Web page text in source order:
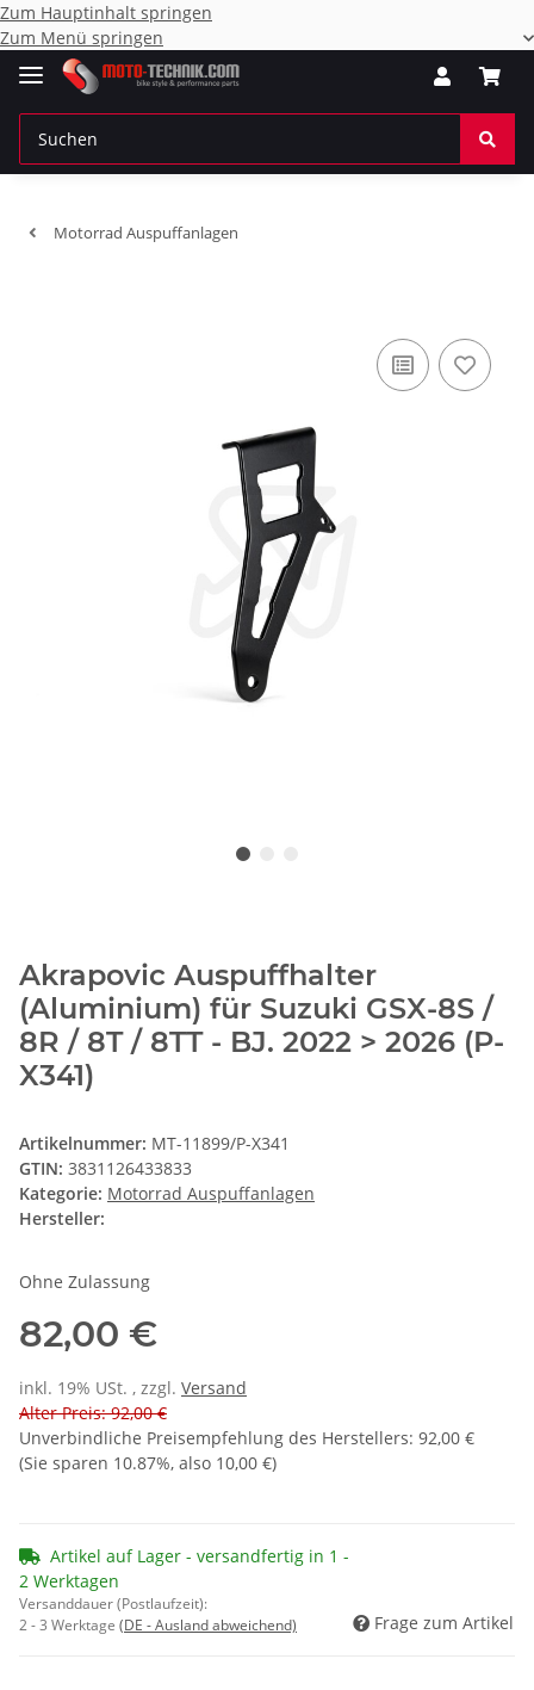
Zum Hauptinhalt springen
Zum Menü springen
Motorrad Auspuffanlagen
Akrapovic Auspuffhalter
(Aluminium) für Suzuki GSX-8S /
8R / 8T / 8TT - BJ. 2022 > 2026 (P-
X341)
Artikelnummer: MT-11899/P-X341
GTIN: 3831126433833
Kategorie: Motorrad Auspuffanlagen
Hersteller:
Ohne Zulassung
82,00 €
inkl. 19% USt. , zzgl. Versand
Alter Preis: 92,00 €
Unverbindliche Preisempfehlung des Herstellers: 92,00 €
(Sie sparen 10.87%, also 10,00 €)
Artikel auf Lager - versandfertig in 1 -
2 Werktagen
Versanddauer (Postlaufzeit):
2 - 3 Werktage (DE - Ausland abweichend) Frage zum Artikel